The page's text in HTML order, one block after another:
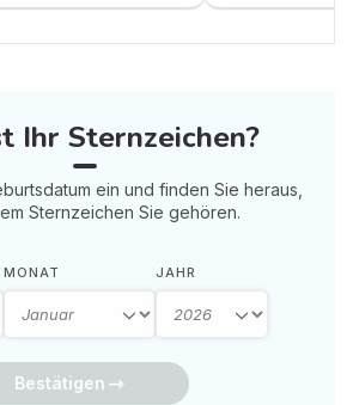
Ihr Sternzeichen?
ein und finden Sie heraus,
Sternzeichen Sie gehören.
MONAT JAHR
Bestätigen